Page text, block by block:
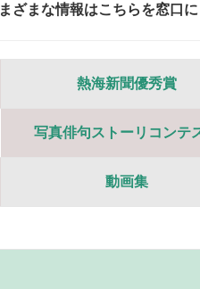
ざまな情報はこちらを窓口に
熱海新聞優秀賞
写真俳句ストーリコンテ
動画集